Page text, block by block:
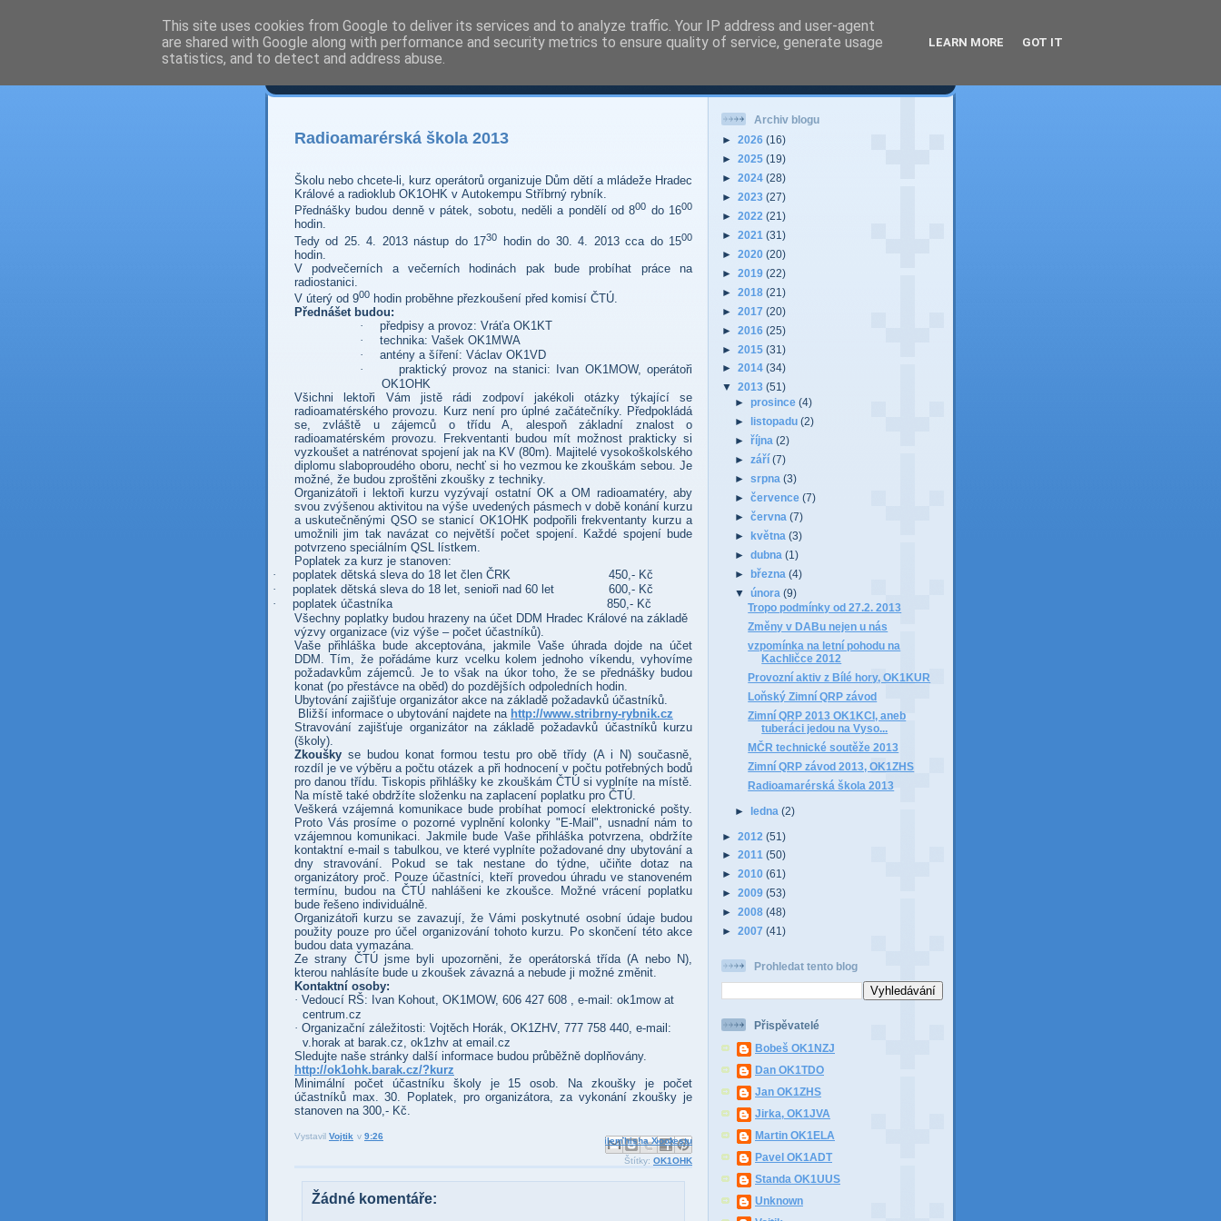
Prdec - Pardubice Hradec
Radioamarérská škola 2013
Školu nebo chcete-li, kurz operátorů organizuje Dům dětí a mládeže Hradec
Králové a radioklub OK1OHK v Autokempu Stříbrný rybník.
Přednášky budou denně v pátek, sobotu, neděli a pondělí od 800 do 1600
hodin.
Tedy od 25. 4. 2013 nástup do 1730 hodin do 30. 4. 2013 cca do 1500
hodin.
V podvečerních a večerních hodinách pak bude probíhat práce na
radiostanici.
V úterý od 900 hodin proběhne přezkoušení před komisí ČTÚ.
Přednášet budou:
·
předpisy a provoz: Vráťa OK1KT
·
technika: Vašek OK1MWA
·
antény a šíření: Václav OK1VD
·
praktický provoz na stanici: Ivan OK1MOW, operátoři
OK1OHK
Všichni lektoři Vám jistě rádi zodpoví jakékoli otázky týkající se
radioamatérského provozu. Kurz není pro úplné začátečníky. Předpokládá
se, zvláště u zájemců o třídu A, alespoň základní znalost o
radioamatérském provozu. Frekventanti budou mít možnost prakticky si
vyzkoušet a natrénovat spojení jak na KV (80m). Majitelé vysokoškolského
diplomu slaboproudého oboru, nechť si ho vezmou ke zkouškám sebou. Je
možné, že budou zproštěni zkoušky z techniky.
Organizátoři i lektoři kurzu vyzývají ostatní OK a OM radioamatéry, aby
svou zvýšenou aktivitou na výše uvedených pásmech v době konání kurzu
a uskutečněnými QSO se stanicí OK1OHK podpořili frekventanty kurzu a
umožnili jim tak navázat co největší počet spojení. Každé spojení bude
potvrzeno speciálním QSL lístkem.
Poplatek za kurz je stanoven:
·
poplatek dětská sleva do 18 let člen ČRK
450,- Kč
·
poplatek dětská sleva do 18 let, senioři nad 60 let
600,- Kč
·
poplatek účastníka
850,- Kč
Všechny poplatky budou hrazeny na účet DDM Hradec Králové na základě
výzvy organizace (viz výše – počet účastníků).
Vaše přihláška bude akceptována, jakmile Vaše úhrada dojde na účet
DDM. Tím, že pořádáme kurz vcelku kolem jednoho víkendu, vyhovíme
požadavkům zájemců. Je to však na úkor toho, že se přednášky budou
konat (po přestávce na oběd) do pozdějších odpoledních hodin.
Ubytování zajišťuje organizátor akce na základě požadavků účastníků.
Bližší informace o ubytování najdete na http://www.stribrny-rybnik.cz
Stravování zajišťuje organizátor na základě požadavků účastníků kurzu
(školy).
Zkoušky se budou konat formou testu pro obě třídy (A i N) současně,
rozdíl je ve výběru a počtu otázek a při hodnocení v počtu potřebných bodů
pro danou třídu. Tiskopis přihlášky ke zkouškám ČTÚ si vyplníte na místě.
Na místě také obdržíte složenku na zaplacení poplatku pro ČTÚ.
Veškerá vzájemná komunikace bude probíhat pomocí elektronické pošty.
Proto Vás prosíme o pozorné vyplnění kolonky "E-Mail", usnadní nám to
vzájemnou komunikaci. Jakmile bude Vaše přihláška potvrzena, obdržíte
kontaktní e-mail s tabulkou, ve které vyplníte požadované dny ubytování a
dny stravování. Pokud se tak nestane do týdne, učiňte dotaz na
organizátory proč. Pouze účastníci, kteří provedou úhradu ve stanoveném
termínu, budou na ČTÚ nahlášeni ke zkoušce. Možné vrácení poplatku
bude řešeno individuálně.
Organizátoři kurzu se zavazují, že Vámi poskytnuté osobní údaje budou
použity pouze pro účel organizování tohoto kurzu. Po skončení této akce
budou data vymazána.
Ze strany ČTÚ jsme byli upozorněni, že operátorská třída (A nebo N),
kterou nahlásíte bude u zkoušek závazná a nebude ji možné změnit.
Kontaktní osoby:
· Vedoucí RŠ: Ivan Kohout, OK1MOW, 606 427 608 , e-mail: ok1mow at
centrum.cz
· Organizační záležitosti: Vojtěch Horák, OK1ZHV, 777 758 440, e-mail:
v.horak at barak.cz, ok1zhv at email.cz
Sledujte naše stránky další informace budou průběžně doplňovány.
http://ok1ohk.barak.cz/?kurz
Minimální počet účastníku školy je 15 osob. Na zkoušky je počet
účastníků max. 30. Poplatek, pro organizátora, za vykonání zkoušky je
stanoven na 300,- Kč.
Vystavil Vojtik v 9:26 Odeslat e-mailemBlogThis!
Sdílet na X
Sdílet ve službě Facebook
Sdílet na Pinterestu
Štítky: OK1OHK
Žádné komentáře:
Archiv blogu
► 2026 (16)
► 2025 (19)
► 2024 (28)
► 2023 (27)
► 2022 (21)
► 2021 (31)
► 2020 (20)
► 2019 (22)
► 2018 (21)
► 2017 (20)
► 2016 (25)
► 2015 (31)
► 2014 (34)
▼ 2013 (51)
►prosince(4)
►
listopadu(2)
►října(2)
►září(7)
►srpna(3)
►července(7)
►června(7)
► května(3)
►dubna(1)
► března(4)
▼února(9)
Tropo podmínky od 27.2. 2013
Změny v DABu nejen u nás
vzpomínka na letní pohodu na
Kachličce 2012
Provozní aktiv z Bílé hory, OK1KUR
Loňský Zimní QRP závod
Zimní QRP 2013 OK1KCI, aneb
tuberáci jedou na Vyso...
MČR technické soutěže 2013
Zimní QRP závod 2013, OK1ZHS
Radioamarérská škola 2013
► ledna(2)
► 2012 (51)
► 2011 (50)
► 2010 (61)
► 2009 (53)
► 2008 (48)
► 2007 (41)
Prohledat tento blog
Přispěvatelé
Bobeš OK1NZJ
Dan OK1TDO
Jan OK1ZHS
Jirka, OK1JVA
Martin OK1ELA
Pavel OK1ADT
Standa OK1UUS
Unknown
This site uses cookies from Google to deliver its services and to analyze traffic. Your IP address and user-agent
are shared with Google along with performance and security metrics to ensure quality of service, generate usage
statistics, and to detect and address abuse.
LEARN MORE GOT IT